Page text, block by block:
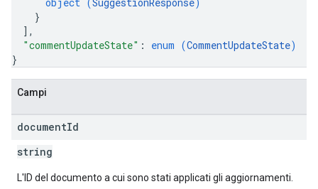
}
] ,
"commentUpdateState" : enum (CommentUpdateState)
}
Campi
documentId
string
L'ID del documento a cui sono stati applicati gli aggiornamenti.